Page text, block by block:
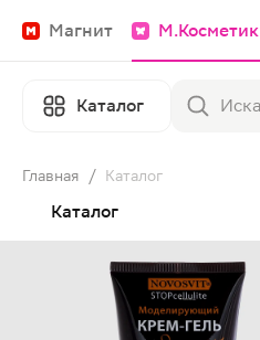
Магнит М.Косметик
Каталог
Главная / Каталог
Каталог